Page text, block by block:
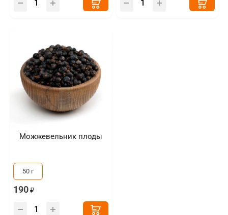
Можжевельник плоды
50 г
190